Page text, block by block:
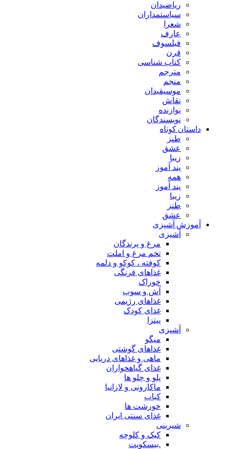
ریاضیدان
سیاستمداران
شعرا
عارف
فیلسوف
قرن
کتاب شناسی
مترجم
منجم
موسیقیدان
نقاش
نوازنده
نویسندگان
داستان کوتاه
طنز
عشق
زیبا
پند آموز
همه
پند آموز
زیبا
طنز
عشق
آموزش آشپزی
آشپزی
مرغ و پرندگان
تخم مرغ و املت
کوفته ، کوکو و دلمه
غذاهای فرنگی
خوراک
آش و سوپ
غذاهای رژیمی
غذای کودک
پیتزا
آشپزی
میگو
غذاهای گوشتی
ماهی و غذاهای دریایی
غذای گیاهخواران
پلو و چلو ها
ماکارونی و لازانیا
کباب
خورشت ها
غذای سنتی ایران
شیرینی
کیک و کلوچه
.بیسکویت